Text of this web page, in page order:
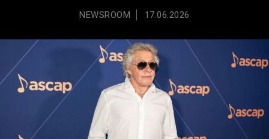
NEWSROOM 17.06.2026